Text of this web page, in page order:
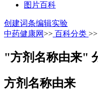
图片百科
创建词条编辑实验
中药健康网>> 百科分类 >>
"方剂名称由来"
方剂名称由来